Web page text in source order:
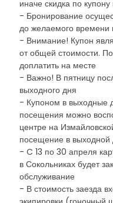
иначе скидка по
- Бронирование
до желаемого времени
- Внимание! Купон
от общей стоимости.
доплатить на месте
- Важно! В пятницу
выходного дня
- Купоном в выходные
посещения можно
центре на
посещение в
- C 13 по 30 апреля
в Сокольниках будет
обслуживание
- В стоимость заезда